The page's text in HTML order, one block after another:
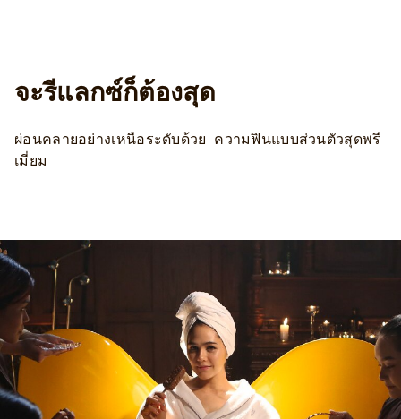
จะรีแลกซ์ก็ต้องสุด
ผ่อนคลายอย่างเหนือระดับด้วย ความฟินแบบส่วนตัวสุดพรี
เมี่ยม